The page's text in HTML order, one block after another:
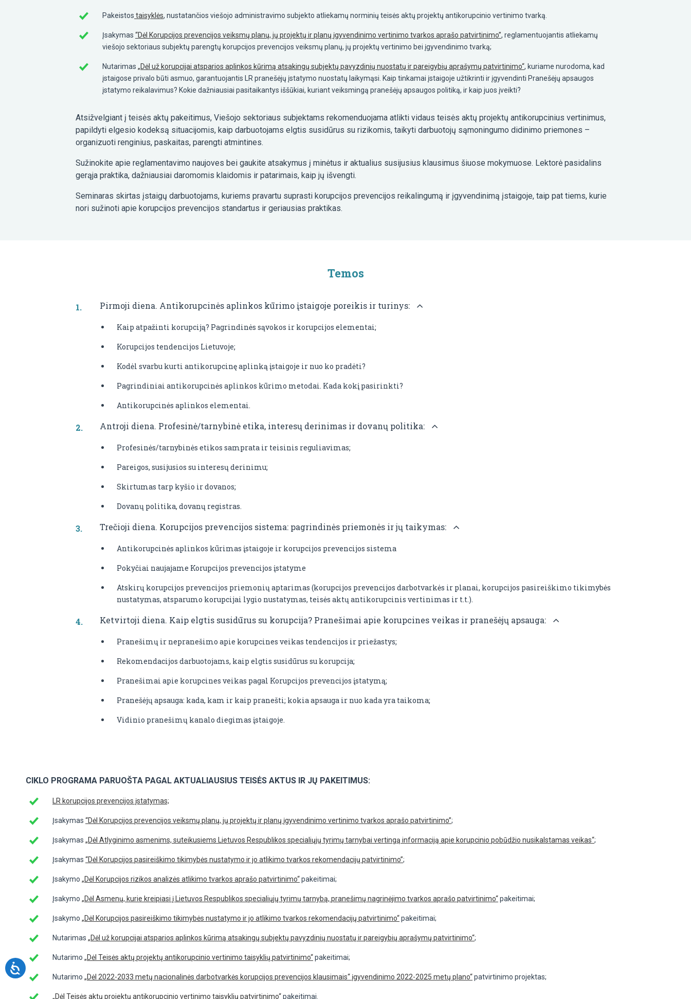
Pakeistos taisyklės, nustatančios viešojo administravimo subjekto atliekamų norminių teisės aktų projektų antikorupcinio vertinimo tvarką.
Įsakymas “Dėl Korupcijos prevencijos veiksmų planų, jų projektų ir planų įgyvendinimo vertinimo tvarkos aprašo patvirtinimo”, reglamentuojantis atliekamų
viešojo sektoriaus subjektų parengtų korupcijos prevencijos veiksmų planų, jų projektų vertinimo bei įgyvendinimo tvarką;
Nutarimas „Dėl už korupcijai atsparios aplinkos kūrimą atsakingų subjektų pavyzdinių nuostatų ir pareigybių aprašymų patvirtinimo“, kuriame nurodoma, kad
įstaigose privalo būti asmuo, garantuojantis LR pranešėjų įstatymo nuostatų laikymąsi. Kaip tinkamai įstaigoje užtikrinti ir įgyvendinti Pranešėjų apsaugos
įstatymo reikalavimus? Kokie dažniausiai pasitaikantys iššūkiai, kuriant veiksmingą pranešėjų apsaugos politiką, ir kaip juos įveikti?
Atsižvelgiant į teisės aktų pakeitimus, Viešojo sektoriaus subjektams rekomenduojama atlikti vidaus teisės aktų projektų antikorupcinius vertinimus,
papildyti elgesio kodeksą situacijomis, kaip darbuotojams elgtis susidūrus su rizikomis, taikyti darbuotojų sąmoningumo didinimo priemones –
organizuoti renginius, paskaitas, parengti atmintines.
Sužinokite apie reglamentavimo naujoves bei gaukite atsakymus į minėtus ir aktualius susijusius klausimus šiuose mokymuose. Lektorė pasidalins
gerąja praktika, dažniausiai daromomis klaidomis ir patarimais, kaip jų išvengti.
Seminaras skirtas įstaigų darbuotojams, kuriems pravartu suprasti korupcijos prevencijos reikalingumą ir įgyvendinimą įstaigoje, taip pat tiems, kurie
nori sužinoti apie korupcijos prevencijos standartus ir geriausias praktikas.
Temos
Pirmoji diena. Antikorupcinės aplinkos kūrimo įstaigoje poreikis ir turinys:
Kaip atpažinti korupciją? Pagrindinės sąvokos ir korupcijos elementai;
Korupcijos tendencijos Lietuvoje;
Kodėl svarbu kurti antikorupcinę aplinką įstaigoje ir nuo ko pradėti?
Pagrindiniai antikorupcinės aplinkos kūrimo metodai. Kada kokį pasirinkti?
Antikorupcinės aplinkos elementai.
Antroji diena. Profesinė/tarnybinė etika, interesų derinimas ir dovanų politika:
Profesinės/tarnybinės etikos samprata ir teisinis reguliavimas;
Pareigos, susijusios su interesų derinimu;
Skirtumas tarp kyšio ir dovanos;
Dovanų politika, dovanų registras.
Trečioji diena. Korupcijos prevencijos sistema: pagrindinės priemonės ir jų taikymas:
Antikorupcinės aplinkos kūrimas įstaigoje ir korupcijos prevencijos sistema
Pokyčiai naujajame Korupcijos prevencijos įstatyme
Atskirų korupcijos prevencijos priemonių aptarimas (korupcijos prevencijos darbotvarkės ir planai, korupcijos pasireiškimo tikimybės
nustatymas, atsparumo korupcijai lygio nustatymas, teisės aktų antikorupcinis vertinimas ir t.t.).
Ketvirtoji diena. Kaip elgtis susidūrus su korupcija? Pranešimai apie korupcines veikas ir pranešėjų apsauga:
Pranešimų ir nepranešimo apie korupcines veikas tendencijos ir priežastys;
Rekomendacijos darbuotojams, kaip elgtis susidūrus su korupcija;
Pranešimai apie korupcines veikas pagal Korupcijos prevencijos įstatymą;
Pranešėjų apsauga: kada, kam ir kaip pranešti; kokia apsauga ir nuo kada yra taikoma;
Vidinio pranešimų kanalo diegimas įstaigoje.
CIKLO PROGRAMA PARUOŠTA PAGAL AKTUALIAUSIUS TEISĖS AKTUS IR JŲ PAKEITIMUS:
LR korupcijos prevencijos įstatymas;
Įsakymas “Dėl Korupcijos prevencijos veiksmų planų, jų projektų ir planų įgyvendinimo vertinimo tvarkos aprašo patvirtinimo”;
Įsakymas „Dėl Atlyginimo asmenims, suteikusiems Lietuvos Respublikos specialiųjų tyrimų tarnybai vertingą informaciją apie korupcinio pobūdžio nusikalstamas veikas“;
Įsakymas “Dėl Korupcijos pasireiškimo tikimybės nustatymo ir jo atlikimo tvarkos rekomendacijų patvirtinimo”;
Įsakymo „Dėl Korupcijos rizikos analizės atlikimo tvarkos aprašo patvirtinimo“pakeitimai;
Įsakymo „Dėl Asmenų, kurie kreipiasi į Lietuvos Respublikos specialiųjų tyrimų tarnybą, pranešimų nagrinėjimo tvarkos aprašo patvirtinimo“pakeitimai;
Įsakymo „Dėl Korupcijos pasireiškimo tikimybės nustatymo ir jo atlikimo tvarkos rekomendacijų patvirtinimo“pakeitimai;
Nutarimas „Dėl už korupcijai atsparios aplinkos kūrimą atsakingų subjektų pavyzdinių nuostatų ir pareigybių aprašymų patvirtinimo“;
Nutarimo „Dėl Teisės aktų projektų antikorupcinio vertinimo taisyklių patvirtinimo“pakeitimai;
Nutarimo „Dėl 2022-2033 metų nacionalinės darbotvarkės korupcijos prevencijos klausimais“ įgyvendinimo 2022-2025 metų plano“patvirtinimo projektas;
„Dėl Teisės aktų projektų antikorupcinio vertinimo taisyklių patvirtinimo“pakeitimai.